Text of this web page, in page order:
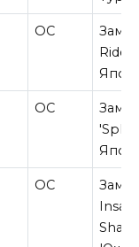
ОС
Ride
ОС
ОС